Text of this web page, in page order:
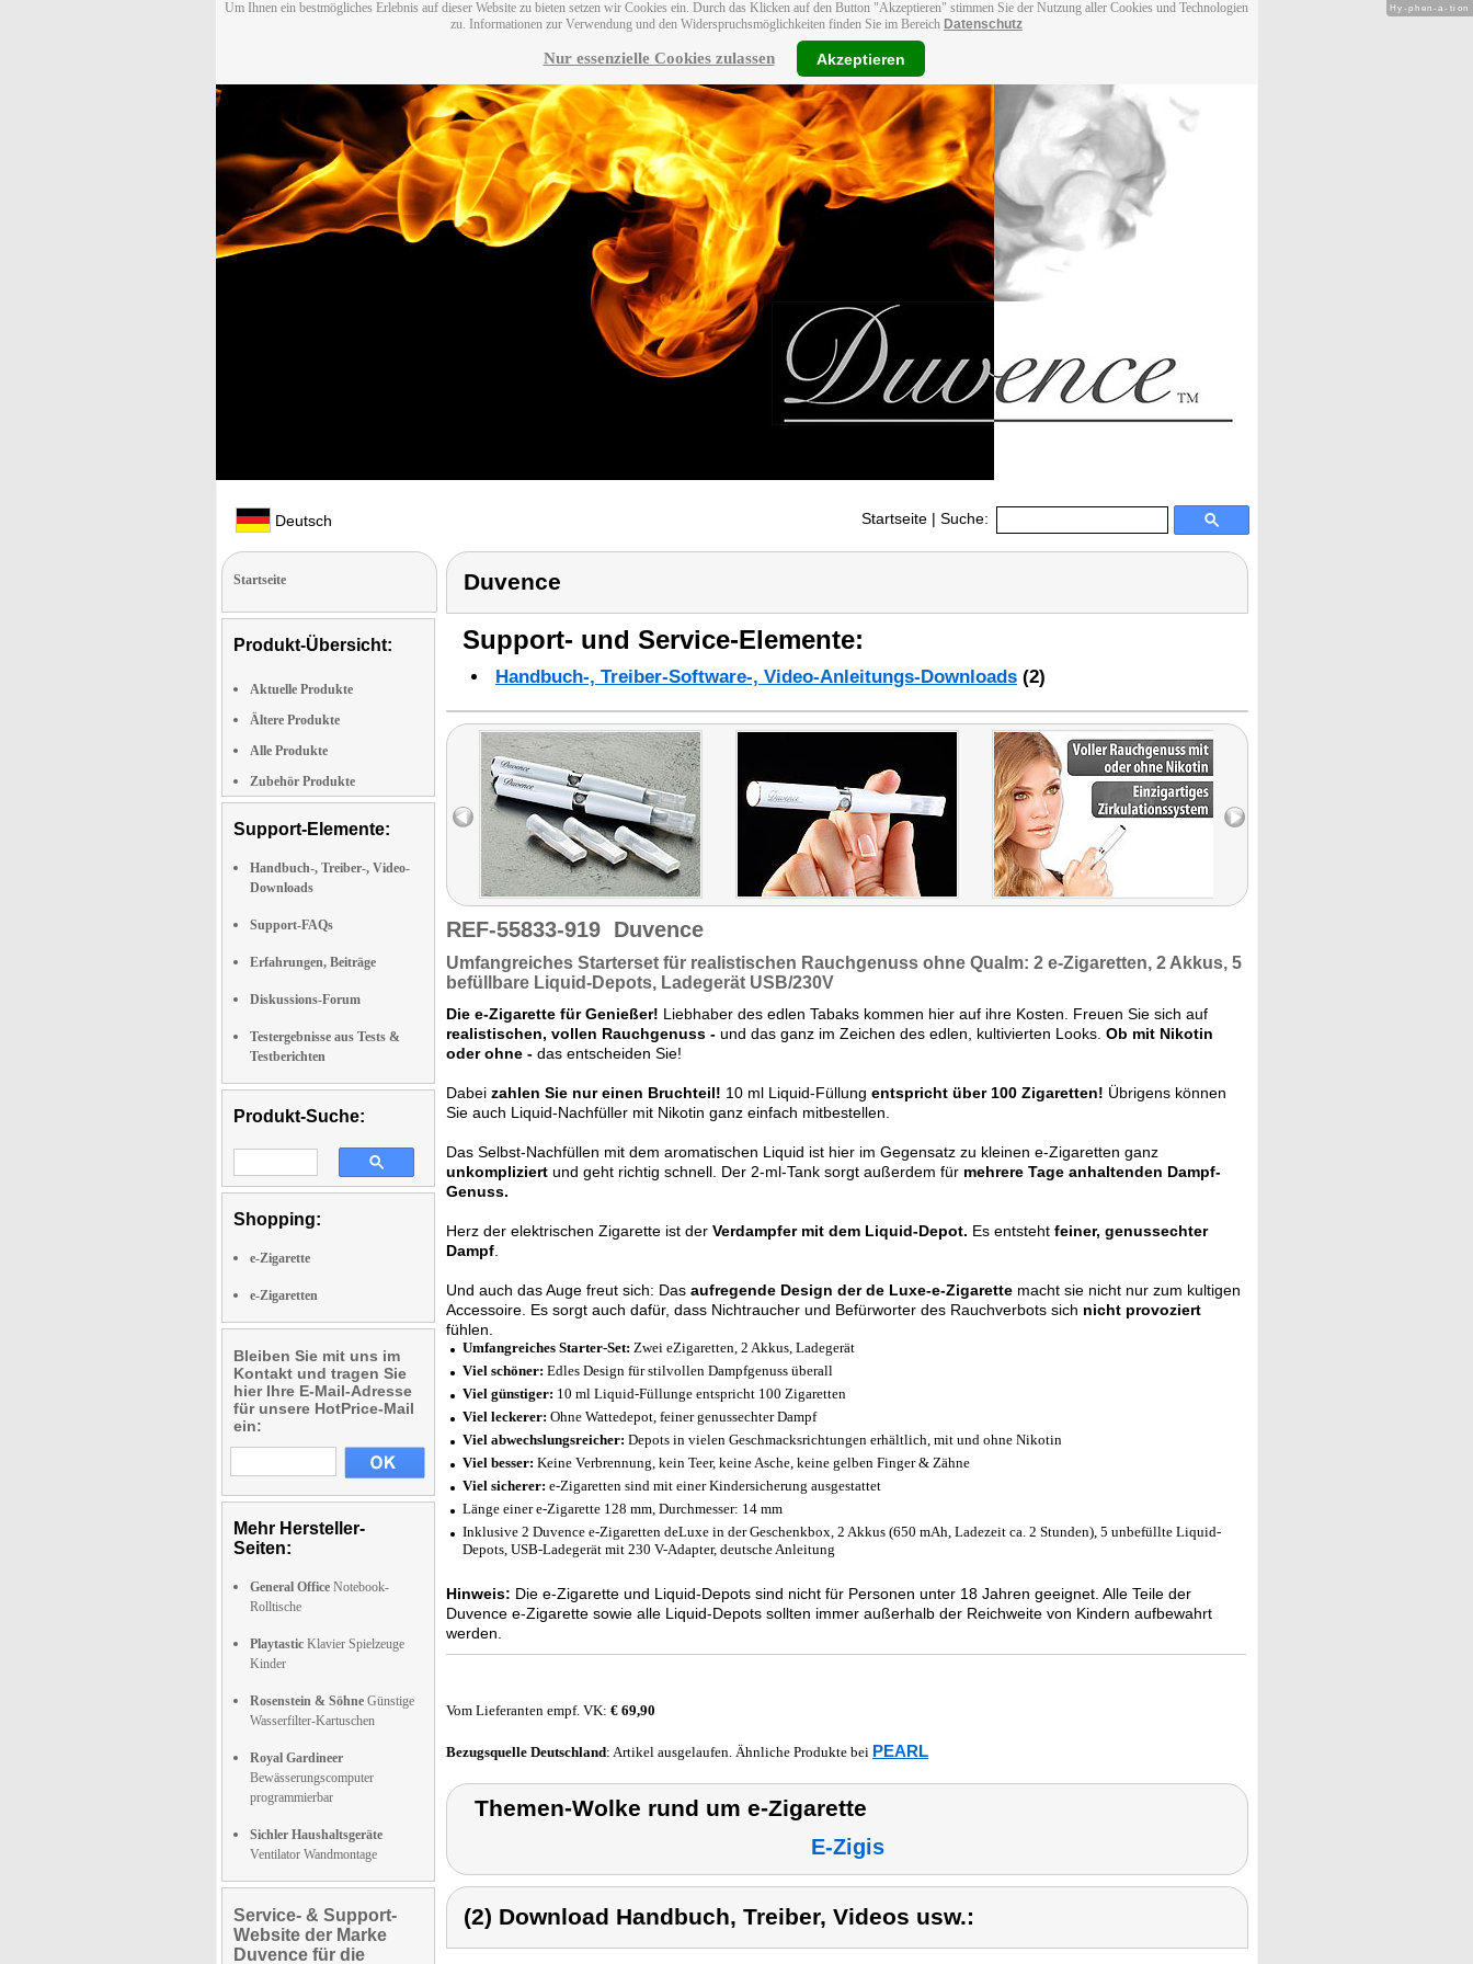
Um Ihnen ein bestmögliches Erlebnis auf dieser Website zu bieten setzen wir Cookies ein. Durch das Klicken auf den Button "Akzeptieren" stimmen Sie der Nutzung aller Cookies und Technologien
zu. Informationen zur Verwendung und den Widerspruchsmöglichkeiten finden Sie im Bereich Datenschutz
Nur essenzielle Cookies zulassen Akzeptieren
Deutsch Startseite | Suche:
Startseite
Produkt-Übersicht:
Aktuelle Produkte
Ältere Produkte
Alle Produkte
Zubehör Produkte
Support-Elemente:
Handbuch-, Treiber-, Video-
Downloads
Support-FAQs
Erfahrungen, Beiträge
Diskussions-Forum
Testergebnisse aus Tests &
Testberichten
Produkt-Suche:
Shopping:
e-Zigarette
e-Zigaretten
Bleiben Sie mit uns im
Kontakt und tragen Sie
hier Ihre E-Mail-Adresse
für unsere HotPrice-Mail
ein:
Mehr Hersteller-
Seiten:
General Office Notebook-
Rolltische
Playtastic Klavier Spielzeuge
Kinder
Rosenstein & Söhne Günstige
Wasserfilter-Kartuschen
Royal Gardineer
Bewässerungscomputer
programmierbar
Sichler Haushaltsgeräte
Ventilator Wandmontage
Service- & Support-
Website der Marke
Duvence für die
Duvence
Support- und Service-Elemente:
Handbuch-, Treiber-Software-, Video-Anleitungs-Downloads (2)
REF-55833-919 Duvence
Umfangreiches Starterset für realistischen Rauchgenuss ohne Qualm: 2 e-Zigaretten, 2 Akkus, 5
befüllbare Liquid-Depots, Ladegerät USB/230V
Die e-Zigarette für Genießer! Liebhaber des edlen Tabaks kommen hier auf ihre Kosten. Freuen Sie sich auf
realistischen, vollen Rauchgenuss - und das ganz im Zeichen des edlen, kultivierten Looks. Ob mit Nikotin
oder ohne - das entscheiden Sie!
Dabei zahlen Sie nur einen Bruchteil! 10 ml Liquid-Füllung entspricht über 100 Zigaretten! Übrigens können
Sie auch Liquid-Nachfüller mit Nikotin ganz einfach mitbestellen.
Das Selbst-Nachfüllen mit dem aromatischen Liquid ist hier im Gegensatz zu kleinen e-Zigaretten ganz
unkompliziert und geht richtig schnell. Der 2-ml-Tank sorgt außerdem für mehrere Tage anhaltenden Dampf-
Genuss.
Herz der elektrischen Zigarette ist der Verdampfer mit dem Liquid-Depot. Es entsteht feiner, genussechter
Dampf
Und auch das Auge freut sich: Das aufregende Design der de Luxe-e-Zigarette macht sie nicht nur zum kultigen
Accessoire. Es sorgt auch dafür, dass Nichtraucher und Befürworter des Rauchverbots sich nicht provoziert
fühlen.
Umfangreiches Starter-Set: Zwei eZigaretten, 2 Akkus, Ladegerät
Viel schöner: Edles Design für stilvollen Dampfgenuss überall
Viel günstiger: 10 ml Liquid-Füllunge entspricht 100 Zigaretten
Viel leckerer: Ohne Wattedepot, feiner genussechter Dampf
Viel abwechslungsreicher: Depots in vielen Geschmacksrichtungen erhältlich, mit und ohne Nikotin
Viel besser: Keine Verbrennung, kein Teer, keine Asche, keine gelben Finger & Zähne
Viel sicherer: e-Zigaretten sind mit einer Kindersicherung ausgestattet
Länge einer e-Zigarette 128 mm, Durchmesser: 14 mm
Inklusive 2 Duvence e-Zigaretten deLuxe in der Geschenkbox, 2 Akkus (650 mAh, Ladezeit ca. 2 Stunden), 5 unbefüllte Liquid-
Depots, USB-Ladegerät mit 230 V-Adapter, deutsche Anleitung
Hinweis: Die e-Zigarette und Liquid-Depots sind nicht für Personen unter 18 Jahren geeignet. Alle Teile der
Duvence e-Zigarette sowie alle Liquid-Depots sollten immer außerhalb der Reichweite von Kindern aufbewahrt
werden.
Vom Lieferanten empf. VK: € 69,90
Bezugsquelle Deutschland: Artikel ausgelaufen. Ähnliche Produkte bei PEARL
Themen-Wolke rund um e-Zigarette
E-Zigis
(2) Download Handbuch, Treiber, Videos usw.:
Hy-phen-a-tion